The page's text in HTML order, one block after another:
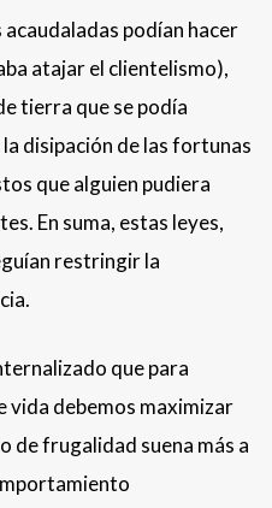
podían hacer
atajar el clientelismo),
tierra que se podía
disipación de las fortunas
que alguien pudiera
En suma, estas leyes,
restringir la
que para
vida debemos maximizar
de frugalidad suena más a